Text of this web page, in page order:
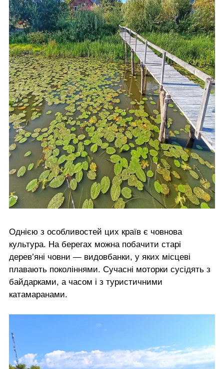
Однією з особливостей цих країв є човнова
культура. На берегах можна побачити старі
дерев’яні човни — видовбанки, у яких місцеві
плавають поколіннями. Сучасні моторки сусідять з
байдарками, а часом і з туристичними
катамаранами.